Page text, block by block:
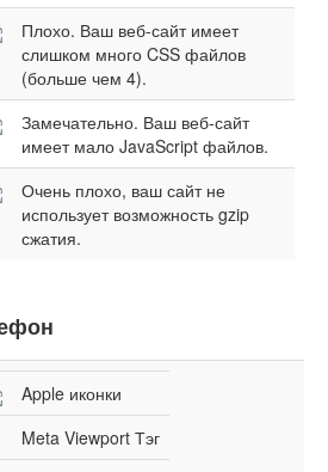
Плохо. Ваш веб-сайт имеет
слишком много CSS файлов
(больше чем 4).
Замечательно. Ваш веб-сайт
имеет мало JavaScript файлов.
Очень плохо, ваш сайт не
использует возможность gzip
сжатия.
Apple иконки
Meta Viewport Тэг